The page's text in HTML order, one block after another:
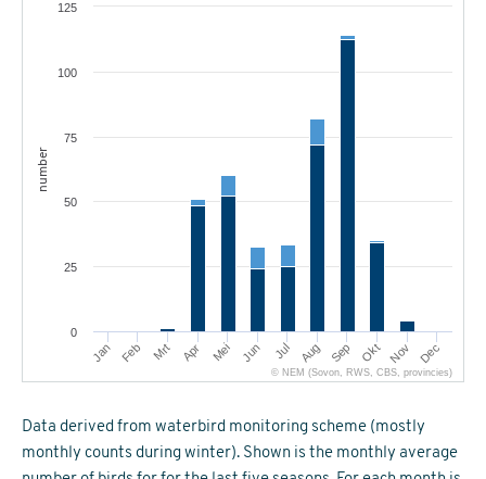
number
Jan Feb Mrt Apr Mei Jun Jul Aug Sep Okt Nov Dec
0
25
50
75
100
125
© NEM (Sovon, RWS, CBS, provincies)
Data derived from waterbird monitoring scheme (mostly
monthly counts during winter). Shown is the monthly average